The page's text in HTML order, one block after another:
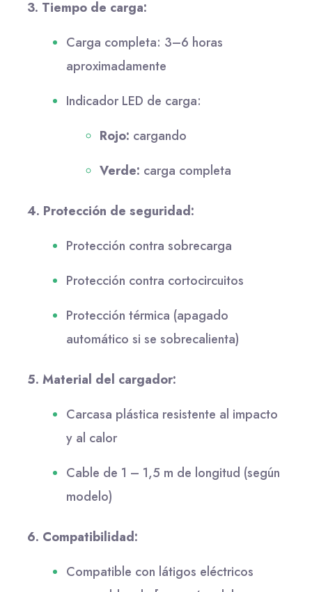
3. Tiempo de carga:
Carga completa: 3–6 horas
aproximadamente
Indicador LED de carga:
Rojo: cargando
Verde: carga completa
4. Protección de seguridad:
Protección contra sobrecarga
Protección contra cortocircuitos
Protección térmica (apagado
automático si se sobrecalienta)
5. Material del cargador:
Carcasa plástica resistente al impacto
y al calor
Cable de 1 – 1,5 m de longitud (según
modelo)
6. Compatibilidad:
Compatible con látigos eléctricos